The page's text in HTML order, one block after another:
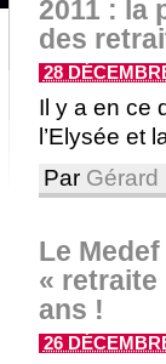
2011 : la
des
28
Il y a en ce
l’Elysée et
Par Gérard
Le
« retraite
ans !
26